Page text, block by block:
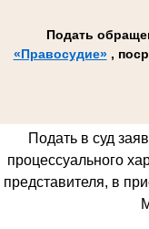
Подать
«Правосудие»,
Подать в суд
процессуального
представителя, в